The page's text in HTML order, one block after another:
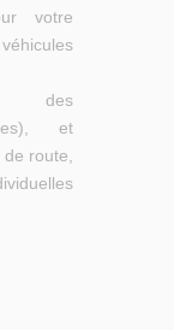
votre
des
et
route,